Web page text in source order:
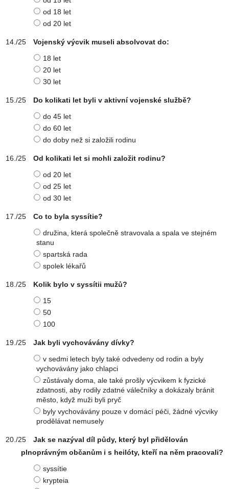
od 18 let
od 20 let
Vojenský výcvik museli absolvovat do:
18 let
20 let
30 let
Do kolikati let byli v aktivní vojenské službě?
do 45 let
do 60 let
do doby než si založili rodinu
Od kolikati let si mohli založit rodinu?
od 20 let
od 25 let
od 30 let
Co to byla syssítie?
družina, která společně stravovala a spala ve stejném
stanu
spartská rada
spolek lékařů
Kolik bylo v syssítii mužů?
15
50
100
Jak byli vychovávány dívky?
v sedmi letech byly také odvedeny od rodin a byly
vychovávány jako chlapci
zůstávaly doma, ale také prošly výcvikem k fyzické
zdatnosti, aby rodily zdatné válečníky a dokázaly bránit
město, když muži byli pryč
byly vychovávány pouze v domácí péči, žádné výcviky
prodělávat nemusely
Jak se nazýval díl půdy, který byl přidělován
plnoprávným občanům i s heilóty, kteří na něm pracovali?
syssítie
krypteia